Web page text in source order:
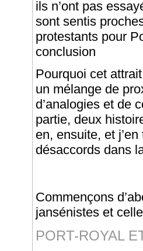
ils n’ont pas
sont sentis
protestants pour
conclusion
Pourquoi cet
un mélange de
d’analogies et de
partie, deux
en, ensuite, et
désaccords dans
Commençons
jansénistes et
PORT-ROYAL